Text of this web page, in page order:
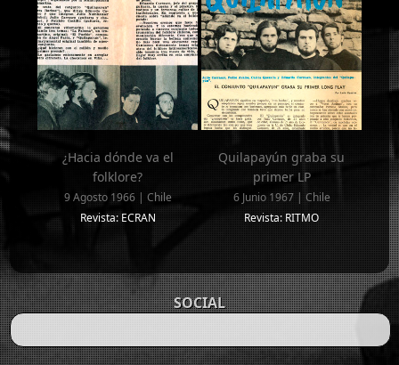
¿Hacia dónde va el
folklore?
9 Agosto 1966 | Chile
Revista: ECRAN
Quilapayún graba su
primer LP
6 Junio 1967 | Chile
Revista: RITMO
SOCIAL